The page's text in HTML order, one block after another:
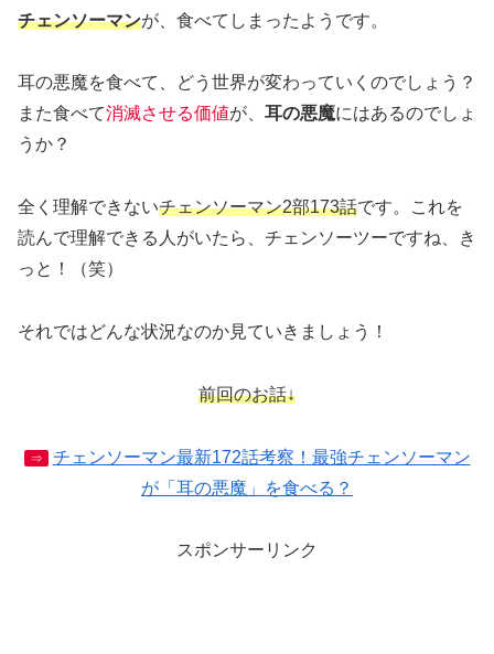
チェンソーマンが、食べてしまったようです。
耳の悪魔を食べて、どう世界が変わっていくのでしょう？
また食べて消滅させる価値が、 耳の悪魔にはあるのでしょ
うか？
全く理解できないチェンソーマン2部173話です。これを
読んで理解できる人がいたら、チェンソーツーですね、き
っと！（笑）
それではどんな状況なのか見ていきましょう！
前回のお話↓
⇒
チェンソーマン最新172話考察！最強チェンソーマン
が「耳の悪魔」を食べる？
スポンサーリンク